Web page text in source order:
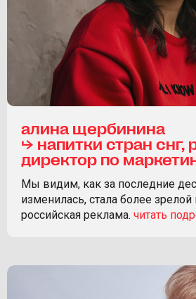
алина щербинина
⮡ напитки стран снг,
директор по
Мы видим, как за последние
изменилась, стала более
российская реклама.